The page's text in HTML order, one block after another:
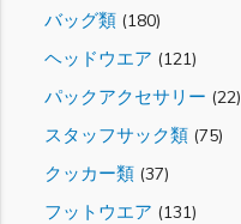
バッグ類(180)
ヘッドウエア (121)
パックアクセサリー (22)
スタッフサック類(75)
クッカー類(37)
フットウエア (131)